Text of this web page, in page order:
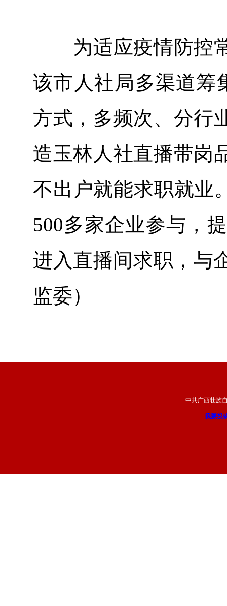
为适应疫情防控常
该市人社局多渠道筹
方式，多频次、分行
造玉林人社直播带岗
不出户就能求职就业
500多家企业参与，
进入直播间求职，与
监委）
中共广西壮族
我要投